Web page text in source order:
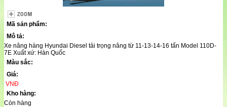
Mã sản phẩm:
Mô tả:
Xe nâng hàng Hyundai Diesel tải trọng nâng từ 11-13-14-16 tấn Model 110D-
7E Xuất xứ: Hàn Quốc
Màu sắc:
Giá:
VNĐ
Kho hàng:
Còn hàng